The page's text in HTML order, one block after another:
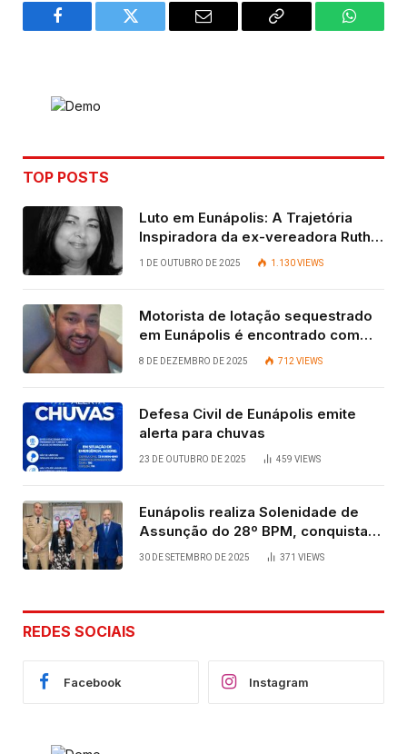
Facebook Twitter Email
Copy
TOP POSTS
Luto em Eunápolis: A Trajetória
Inspiradora da ex-vereadora Ruth
Contadora
1 DE OUTUBRO DE 2025 1.130VIEWS
Motorista de lotação sequestrado
em Eunápolis é encontrado com
vida após quatro dias.
8 DE DEZEMBRO DE 2025 712VIEWS
Defesa Civil de Eunápolis emite
alerta para chuvas
23 DE OUTUBRO DE 2025 459 VIEWS
Eunápolis realiza Solenidade de
Assunção do 28º BPM, conquista
viabilizada por articulação política
30 DE SETEMBRO DE 2025 371 VIEWS
REDES SOCIAIS
Facebook Instagram